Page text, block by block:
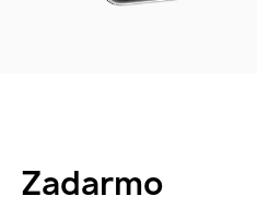
Zadarmo